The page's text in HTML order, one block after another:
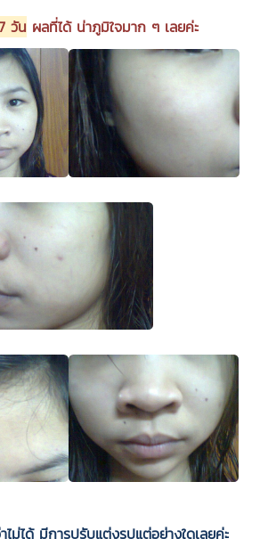
วัน ผลที่ได้ น่าภูมิใจมาก ๆ เลยค่ะ
ม่ได้ มีการปรับแต่งรูปแต่อย่างใดเลยค่ะ